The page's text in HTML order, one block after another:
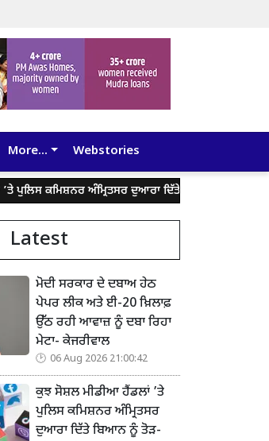
More... Webstories
ਅੰਮ੍ਰਿਤਸਰ ਦੁਆਰਾ ਦਿੱਤੇ ਬਿਆਨ ਨੂੰ ਤੋੜ-ਮਰੋੜ ਕੇ ਲੋਕਾਂ ਨੂੰ
Latest
ਮੋਦੀ ਸਰਕਾਰ ਦੇ ਦਬਾਅ ਹੇਠ
ਪੇਪਰ ਲੀਕ ਅਤੇ ਈ-20 ਖ਼ਿਲਾਫ਼
ਉੱਠ ਰਹੀ ਆਵਾਜ਼ ਨੂੰ ਦਬਾ ਰਿਹਾ
ਮੇਟਾ- ਕੇਜਰੀਵਾਲ
06 Aug 2026 21:00:42
ਕੁਝ ਸੋਸ਼ਲ ਮੀਡੀਆ ਹੈਂਡਲਾਂ ’ਤੇ
ਪੁਲਿਸ ਕਮਿਸ਼ਨਰ ਅੰਮ੍ਰਿਤਸਰ
ਦੁਆਰਾ ਦਿੱਤੇ ਬਿਆਨ ਨੂੰ ਤੋੜ-